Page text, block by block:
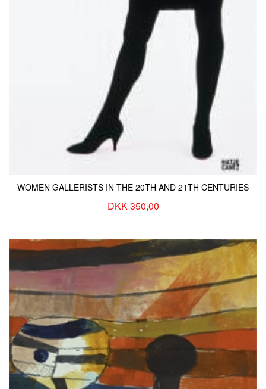
WOMEN GALLERISTS IN THE 20TH AND 21TH CENTURIES
DKK 350,00